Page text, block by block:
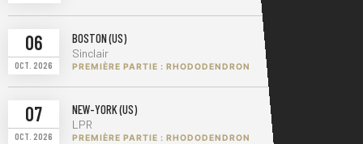
06
OCT. 2026
BOSTON (US)
Sinclair
PREMIÈRE PARTIE : RHODODENDRON
07
OCT. 2026
NEW-YORK (US)
LPR
PREMIÈRE PARTIE : RHODODENDRON